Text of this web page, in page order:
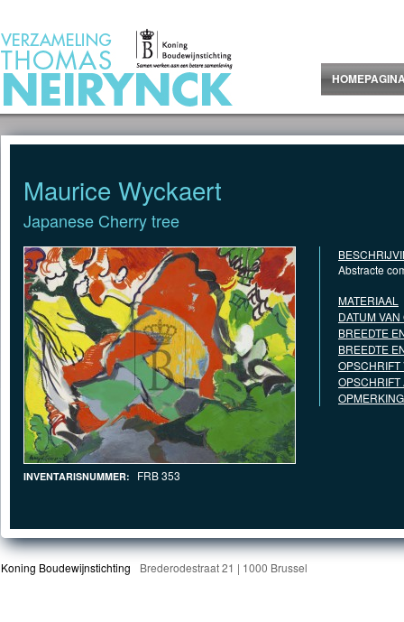
Maurice Wyckaert
Japanese Cherry tree
INVENTARISNUMMER: FRB 353
Abstracte
MATERIAAL
DATUM
BREEDTE
BREEDTE
OPSCHRIFT
Koning Boudewijnstichting Brederodestraat 21 | 1000 Brussel